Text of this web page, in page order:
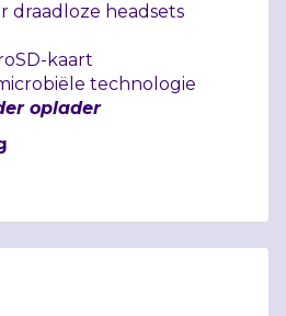
draadloze headsets
kaart
technologie
oplader